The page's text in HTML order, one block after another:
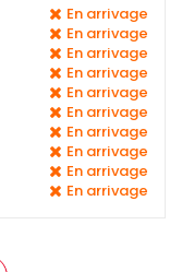
En arrivage
En arrivage
En arrivage
En arrivage
En arrivage
En arrivage
En arrivage
En arrivage
En arrivage
En arrivage